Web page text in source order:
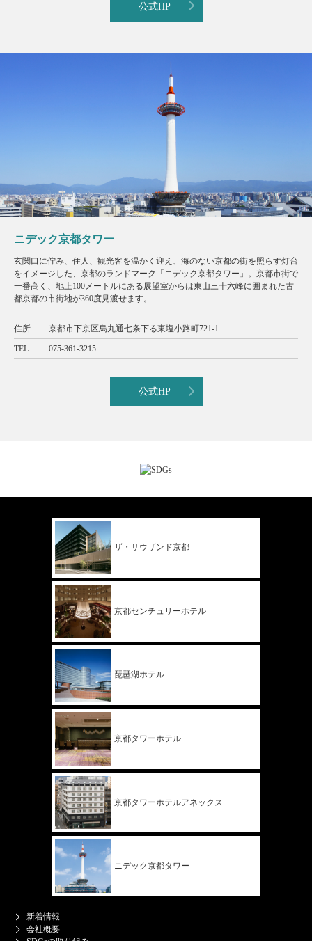
公式HP
ニデック京都タワー
玄関口に佇み、住人、観光客を温かく迎え、海のない京都の街を照らす灯台
をイメージした、京都のランドマーク「ニデック京都タワー」。京都市街で
一番高く、地上100メートルにある展望室からは東山三十六峰に囲まれた古
都京都の市街地が360度見渡せます。
住所 京都市下京区烏丸通七条下る東塩小路町721-1
TEL 075-361-3215
公式HP
ザ・サウザンド京都
京都センチュリーホテル
琵琶湖ホテル
京都タワーホテル
京都タワーホテルアネックス
ニデック京都タワー
新着情報
会社概要